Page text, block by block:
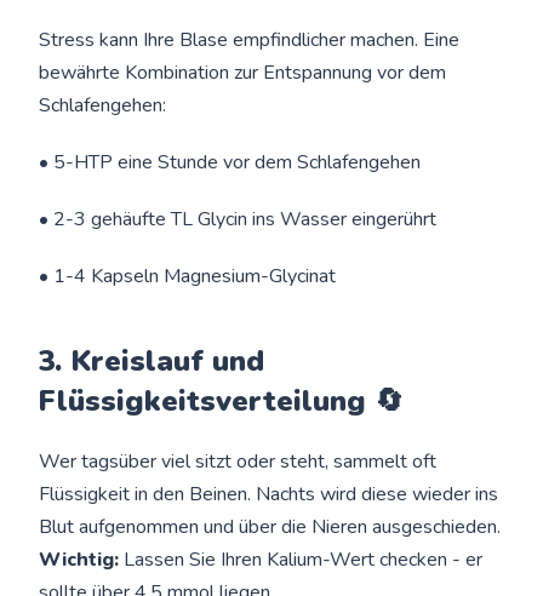
Stress kann Ihre Blase empfindlicher machen. Eine
bewährte Kombination zur Entspannung vor dem
Schlafengehen:
• 5-HTP eine Stunde vor dem Schlafengehen
• 2-3 gehäufte TL Glycin ins Wasser eingerührt
• 1-4 Kapseln Magnesium-Glycinat
3. Kreislauf und
Flüssigkeitsverteilung 🔄
Wer tagsüber viel sitzt oder steht, sammelt oft
Flüssigkeit in den Beinen. Nachts wird diese wieder ins
Blut aufgenommen und über die Nieren ausgeschieden.
Wichtig: Lassen Sie Ihren Kalium-Wert checken - er